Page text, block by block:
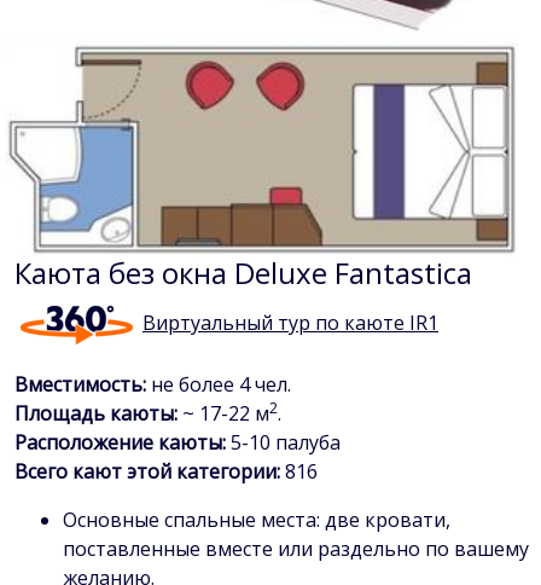
Каюта без окна Deluxe Fantastica
Виртуальный тур по каюте IR1
Вместимость: не более 4 чел.
Площадь каюты: ~ 17-22 м2.
Расположение каюты:5-10 палуба
Всего кают этой категории:816
Основные спальные места: две кровати,
поставленные вместе или раздельно по вашему
желанию.